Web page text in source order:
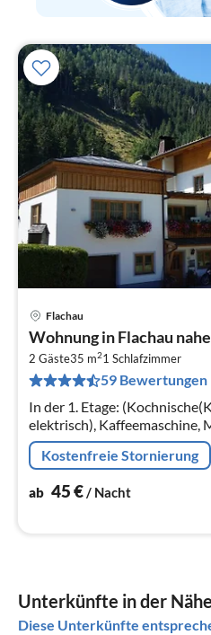
Flachau
Wohnung in Flachau
2 Gäste35 m21 Schlafzimmer
59 Bewertungen
In der 1. Etage:
elektrisch), Kaffeemaschine,
Kühl-/Gefrierkombination)
Kostenfreie Stornierung
ab 45€/ Nacht
Unterkünfte in der
Diese Unterkünfte